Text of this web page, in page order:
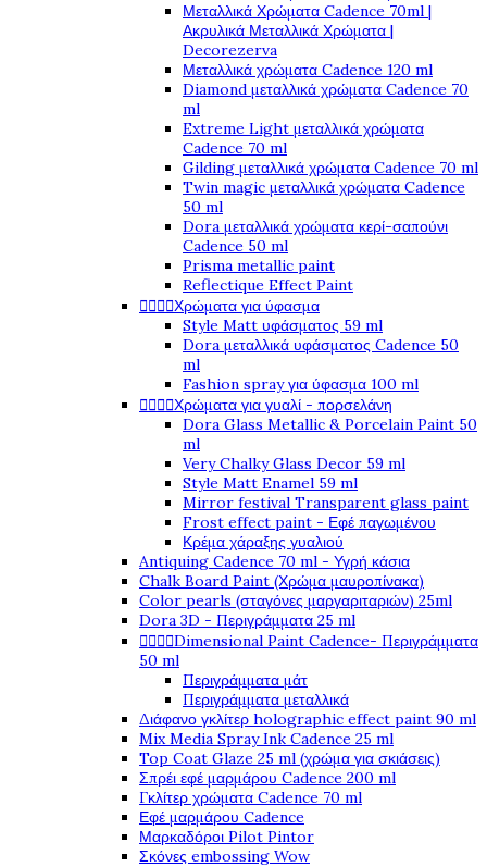
Μεταλλικά Χρώματα Cadence 70ml |
Ακρυλικά Μεταλλικά Χρώματα |
Decorezerva
Μεταλλικά χρώματα Cadence 120 ml
Diamond μεταλλικά χρώματα Cadence 70
ml
Extreme Light μεταλλικά χρώματα
Cadence 70 ml
Gilding μεταλλικά χρώματα Cadence 70 ml
Twin magic μεταλλικά χρώματα Cadence
50 ml
Dora μεταλλικά χρώματα κερί-σαπούνι
Cadence 50 ml
Prisma metallic paint
Reflectique Effect Paint
Χρώματα για ύφασμα
Style Matt υφάσματος 59 ml
Dora μεταλλικά υφάσματος Cadence 50
ml
Fashion spray για ύφασμα 100 ml
Χρώματα για γυαλί - πορσελάνη
Dora Glass Metallic & Porcelain Paint 50
ml
Very Chalky Glass Decor 59 ml
Style Matt Enamel 59 ml
Mirror festival Transparent glass paint
Frost effect paint - Εφέ παγωμένου
Κρέμα χάραξης γυαλιού
Antiquing Cadence 70 ml - Υγρή κάσια
Chalk Board Paint (Χρώμα μαυροπίνακα)
Color pearls (σταγόνες μαργαριταριών) 25ml
Dora 3D - Περιγράμματα 25 ml
Dimensional Paint Cadence- Περιγράμματα
50 ml
Περιγράμματα μάτ
Περιγράμματα μεταλλικά
Διάφανο γκλίτερ holographic effect paint 90 ml
Mix Media Spray Ink Cadence 25 ml
Top Coat Glaze 25 ml (χρώμα για σκιάσεις)
Σπρέι εφέ μαρμάρου Cadence 200 ml
Γκλίτερ χρώματα Cadence 70 ml
Εφέ μαρμάρου Cadence
Μαρκαδόροι Pilot Pintor
Σκόνες embossing Wow